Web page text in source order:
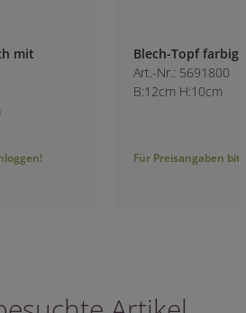
mit
Blech-Topf farbig
Art.-Nr.: 5691800
B:12cm H:10cm
Für Preisangaben